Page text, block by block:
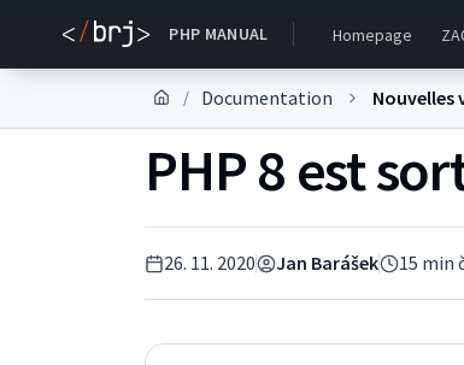
PHP MANUAL Homepage
/ Documentation Nouvelles
PHP 8 est
26. 11. 2020 Jan Barášek 15 min